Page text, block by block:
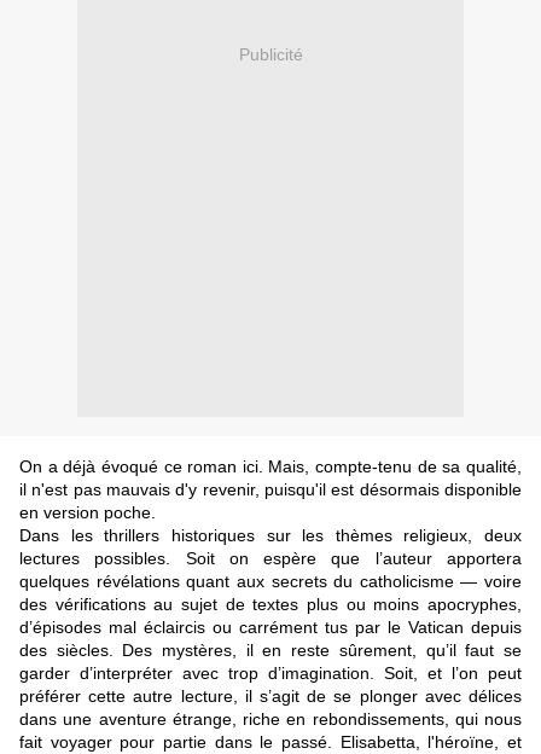
Publicité
On a déjà évoqué ce roman ici. Mais, compte-tenu de sa qualité,
il n'est pas mauvais d'y revenir, puisqu'il est désormais disponible
en version poche.
Dans les thrillers historiques sur les thèmes religieux, deux
lectures possibles. Soit on espère que l’auteur apportera
quelques révélations quant aux secrets du catholicisme ― voire
des vérifications au sujet de textes plus ou moins apocryphes,
d’épisodes mal éclaircis ou carrément tus par le Vatican depuis
des siècles. Des mystères, il en reste sûrement, qu’il faut se
garder d’interpréter avec trop d’imagination. Soit, et l’on peut
préférer cette autre lecture, il s’agit de se plonger avec délices
dans une aventure étrange, riche en rebondissements, qui nous
fait voyager pour partie dans le passé. Elisabetta, l'héroïne, et